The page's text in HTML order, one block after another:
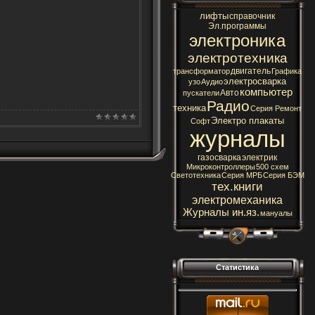
лифтысправочник
Эл.программы
электроника
электротехника
трансформатордвигательГрафика
узоАудиоэлектросварка
пускателиАвтокомпьютер
техникаРадиоСерия Ремонт
СофтЭлектро плакаты
журналы
газосваркаэлектрик
Микроконтроллеры500 схем
СветотехникаСерия МРБСерия БЭМ
тех.книги
электромеханика
Журналы ин.яз.мануалы
Статистика